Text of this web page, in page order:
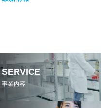
SERVICE
事業内容